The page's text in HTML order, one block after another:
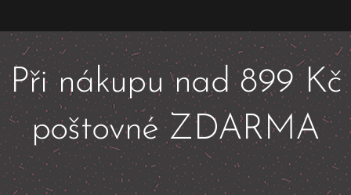
Při nákupu nad 899 Kč
poštovné ZDARMA
💰